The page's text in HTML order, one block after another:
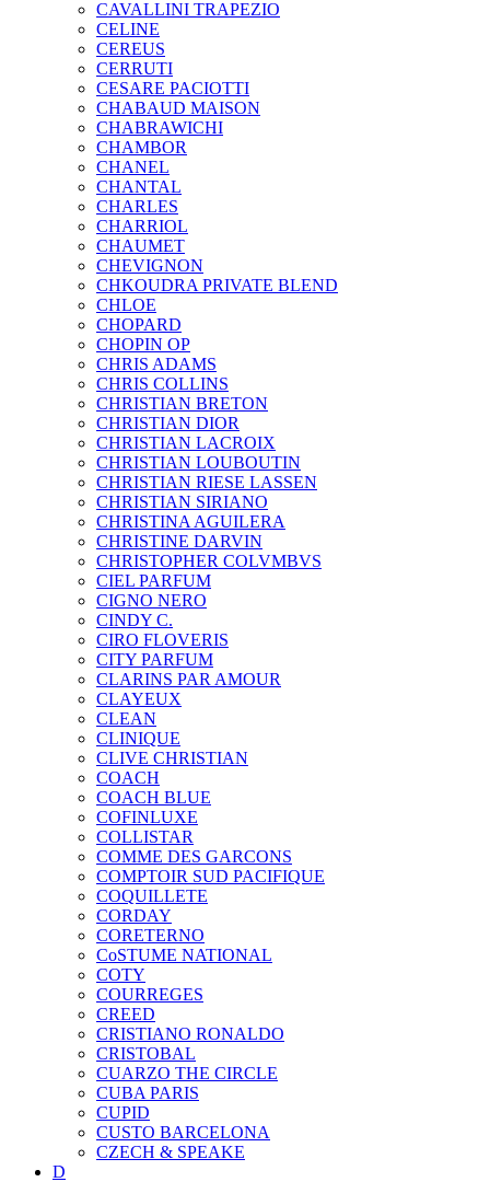
CAVALLINI TRAPEZIO
CELINE
CEREUS
CERRUTI
CESARE PACIOTTI
CHABAUD MAISON
CHABRAWICHI
CHAMBOR
CHANEL
CHANTAL
CHARLES
CHARRIOL
CHAUMET
CHEVIGNON
CHKOUDRA PRIVATE BLEND
CHLOE
CHOPARD
CHOPIN OP
CHRIS ADAMS
CHRIS COLLINS
CHRISTIAN BRETON
CHRISTIAN DIOR
CHRISTIAN LACROIX
CHRISTIAN LOUBOUTIN
CHRISTIAN RIESE LASSEN
CHRISTIAN SIRIANO
CHRISTINA AGUILERA
CHRISTINE DARVIN
CHRISTOPHER COLVMBVS
CIEL PARFUM
CIGNO NERO
CINDY C.
CIRO FLOVERIS
CITY PARFUM
CLARINS PAR AMOUR
CLAYEUX
CLEAN
CLINIQUE
CLIVE CHRISTIAN
COACH
COACH BLUE
COFINLUXE
COLLISTAR
COMME DES GARCONS
COMPTOIR SUD PACIFIQUE
COQUILLETE
CORDAY
CORETERNO
CoSTUME NATIONAL
COTY
COURREGES
CREED
CRISTIANO RONALDO
CRISTOBAL
CUARZO THE CIRCLE
CUBA PARIS
CUPID
CUSTO BARCELONA
CZECH & SPEAKE
D